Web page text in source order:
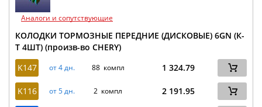
Аналоги и сопутствующие
КОЛОДКИ ТОРМОЗНЫЕ ПЕРЕДНИЕ (ДИСКОВЫЕ) 6GN (К-
Т 4ШТ) (произв-во CHERY)
K147
от 4 дн. 88 компл 1 324.79
K116 от 5 дн. 2 компл 2 191.95